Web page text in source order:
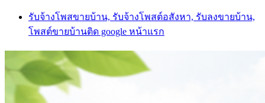
Skip
content
รับจ้างโพสขายบ้าน, รับจ้างโพสต์อสังหา, รับลงขายบ้าน,
โพสต์ขายบ้านติด google หน้าแรก